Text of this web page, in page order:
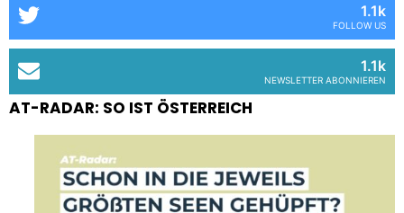
1.1k
FOLLOW US
1.1k
NEWSLETTER ABONNIEREN
AT-RADAR: SO IST ÖSTERREICH